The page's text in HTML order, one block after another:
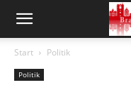
Start Politik
Politik